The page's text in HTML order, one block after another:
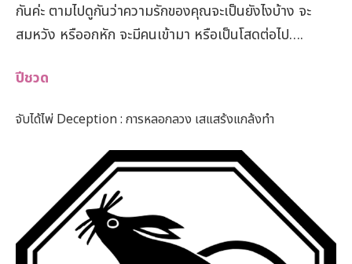
กันค่ะ ตามไปดูกันว่าความรักของคุณจะเป็นยังไงบ้าง จะ
สมหวัง หรืออกหัก จะมีคนเข้ามา หรือเป็นโสดต่อไป….
ปีชวด
จับได้ไพ่ Deception : การหลอกลวง เสแสร้งแกล้งทำ